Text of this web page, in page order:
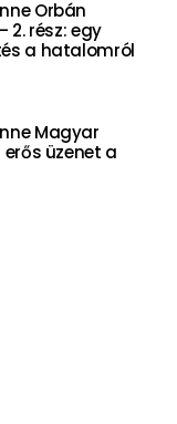
Orbán
2. rész: egy
a hatalomról
Magyar
üzenet a